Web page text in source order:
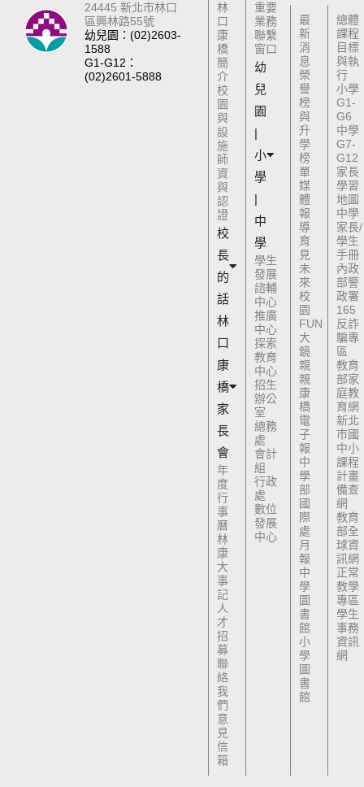
24445 新北市林口
區興林路55號
幼兒園：(02)2603-
1588
G1-G12：
(02)2601-5888
林
口
康
橋
簡
介
校
園
與
設
施
師
資
與
認
證
校
長
的
話
林
口
康
橋
家
長
會
年
度
行
事
曆
林
康
大
事
記
人
才
招
募
聯
絡
我
們
意
見
信
箱
重要
業務
聯繫
窗口
幼
兒
園
|
小
學
|
中
學
學生
發展
諮輔
中心
推廣
中心
探索
教育
中心
招生
辦公
室
總務
處
會計
組
行政
處
數位
發展
中心
最
新
消
息
榮
譽
榜
與
升
學
榜
單
媒
體
報
導
育
見
未
來
校
園
FUN
大
鏡
親
親
康
橋
電
子
報
中
學
部
國
際
處
月
報
中
學
圖
書
館
小
學
圖
書
館
總體
課程
目標
與執
行
小學
G1-
G6
中學
G7-
G12
家長
學習
地圖
中學
家長/
學生
手冊
內政
部警
政署
165
反詐
騙專
區
教育
部家
庭教
育網
新北
市國
中小
課程
計畫
備查
網
教育
部全
球資
訊網
正常
教學
專區
學生
事務
資訊
網